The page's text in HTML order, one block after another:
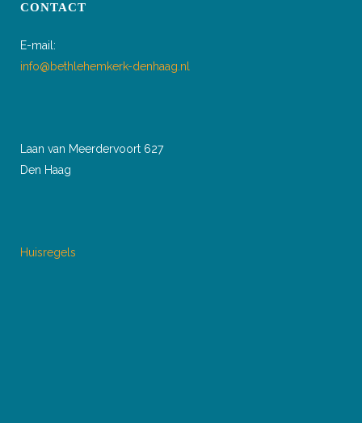
CONTACT
E-mail:
info@bethlehemkerk-denhaag.nl
Laan van Meerdervoort 627
Den Haag
Huisregels